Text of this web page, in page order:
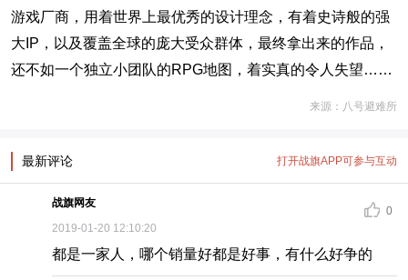
游戏厂商，用着世界上最优秀的设计理念，有着史诗般的强
大IP，以及覆盖全球的庞大受众群体，最终拿出来的作品，
还不如一个独立小团队的RPG地图，着实真的令人失望……
来源：八号避难所
最新评论 打开战旗APP可参与互动
战旗网友
2019-01-20 12:10:20
0
都是一家人，哪个销量好都是好事，有什么好争的